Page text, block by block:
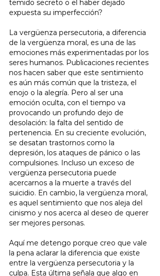
temido secreto o el haber dejado
expuesta su imperfección?
La vergüenza persecutoria, a diferencia
de la vergüenza moral, es una de las
emociones más experimentadas por los
seres humanos. Publicaciones recientes
nos hacen saber que este sentimiento
es aún más común que la tristeza, el
enojo o la alegría. Pero al ser una
emoción oculta, con el tiempo va
provocando un profundo dejo de
desolación: la falta del sentido de
pertenencia. En su creciente evolución,
se desatan trastornos como la
depresión, los ataques de pánico o las
compulsiones. Incluso un exceso de
vergüenza persecutoria puede
acercarnos a la muerte a través del
suicidio. En cambio, la vergüenza moral,
es aquel sentimiento que nos aleja del
cinismo y nos acerca al deseo de querer
ser mejores personas.
Aquí me detengo porque creo que vale
la pena aclarar la diferencia que existe
entre la vergüenza persecutoria y la
culpa. Esta última señala que algo en